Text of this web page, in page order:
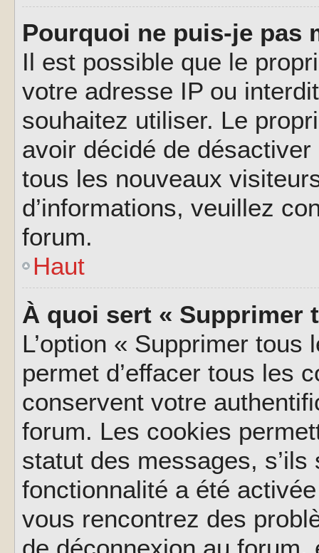
Pourquoi ne puis-je pas
Il est possible que le
votre adresse IP ou
souhaitez utiliser. Le
avoir décidé de
tous les nouveaux
d’informations, veuillez
forum.
Haut
À quoi sert « Supprimer
L’option « Supprimer
permet d’effacer tous les
conservent votre
forum. Les cookies
statut des messages,
fonctionnalité a été
vous rencontrez des